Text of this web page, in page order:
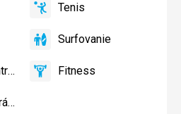
Tenis,Tenis
áno
Surfovanie
Surfovanie
áno
Potápačské centrum FitnessFitness
áno
Hotelová reštaurácia